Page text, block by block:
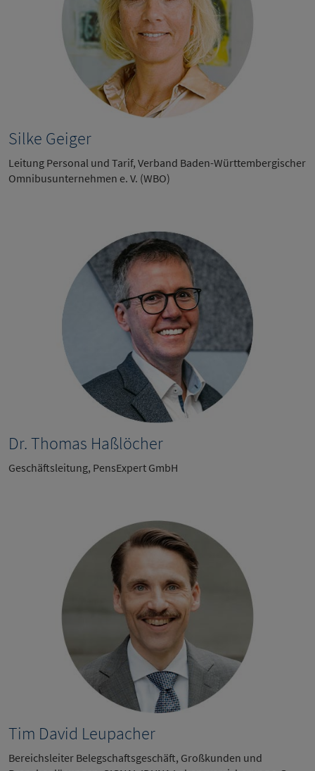
Silke Geiger
Leitung Personal und Tarif, Verband Baden-Württembergischer
Omnibusunternehmen e. V. (WBO)
Dr. Thomas Haßlöcher
Geschäftsleitung, PensExpert GmbH
Tim David Leupacher
Bereichsleiter Belegschaftsgeschäft, Großkunden und